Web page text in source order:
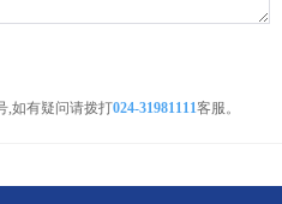
,如有疑问请拨打024-31981111客服。